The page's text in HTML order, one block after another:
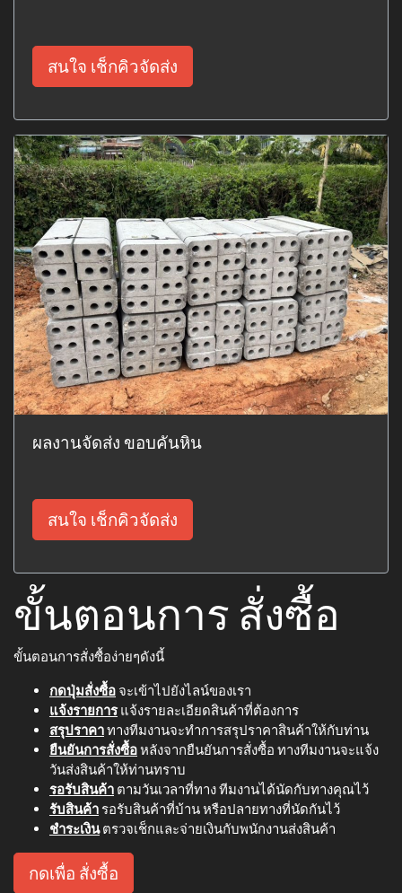
สนใจ เช็กคิวจัดส่ง
ผลงานจัดส่ง ขอบคันหิน
สนใจ เช็กคิวจัดส่ง
ขั้นตอนการ สั่งซื้อ
ขั้นตอนการสั่งซื้อง่ายๆดังนี้
กดปุ่มสั่งซื้อ จะเข้าไปยังไลน์ของเรา
แจ้งรายการแจ้งรายละเอียดสินค้าที่ต้องการ
สรุปราคาทางทีมงานจะทำการสรุปราคาสินค้าให้กับท่าน
ยืนยันการสั่งซื้อหลังจากยืนยันการสั่งซื้อ ทางทีมงานจะแจ้ง
วันส่งสินค้าให้ท่านทราบ
รอรับสินค้า ตามวันเวลาที่ทาง ทีมงานได้นัดกับทางคุณไว้
รับสินค้า รอรับสินค้าที่บ้าน หรือปลายทางที่นัดกันไว้
ชำระเงินตรวจเช็กและจ่ายเงินกับพนักงานส่งสินค้า
กดเพื่อ สั่งซื้อ